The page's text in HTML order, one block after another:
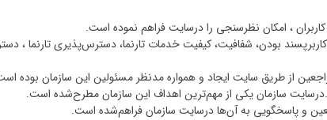
، امکان نظرسنجی را درسایت فراهم نموده است.
کاربرپسند بودن، شفافیت، کیفیت خدمات تارنما، دسترس‌پذیری تارنما
از طریق سایت ایجاد و همواره مدنظر مسئولین این سازمان بوده
سازمان یکی از مهم‌ترین اهداف این سازمان مطرح‌شده است.
و پاسخگویی به آن‌ها درسایت سازمان فراهم‌شده است.